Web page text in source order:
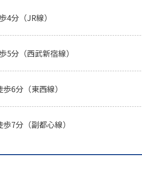
4分（JR線）
5分（西武新宿線）
6分（東西線）
7分（副都心線）